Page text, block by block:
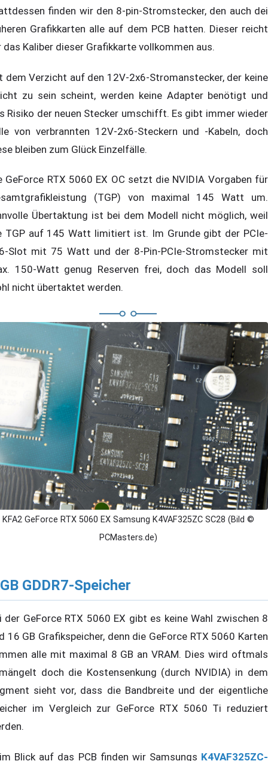
finden wir den 8-pin-Stromstecker, den auch dei
Grafikkarten alle auf dem PCB hatten. Dieser reicht
das Kaliber dieser Grafikkarte vollkommen aus.
dem Verzicht auf den 12V-2x6-Stromanstecker, der keine
zu sein scheint, werden keine Adapter benötigt und
Risiko der neuen Stecker umschifft. Es gibt immer wieder
von verbrannten 12V-2x6-Steckern und -Kabeln, doch
bleiben zum Glück Einzelfälle.
GeForce RTX 5060 EX OC setzt die NVIDIA Vorgaben für
(TGP) von maximal 145 Watt um.
Übertaktung ist bei dem Modell nicht möglich, weil
TGP auf 145 Watt limitiert ist. Im Grunde gibt der PCIe-
Slot mit 75 Watt und der 8-Pin-PCIe-Stromstecker mit
150-Watt genug Reserven frei, doch das Modell soll
nicht übertaktet werden.
KFA2 GeForce RTX 5060 EX Samsung K4VAF325ZC SC28 (Bild ©
PCMasters.de)
GDDR7-Speicher
der GeForce RTX 5060 EX gibt es keine Wahl zwischen 8
16 GB Grafikspeicher, denn die GeForce RTX 5060 Karten
alle mit maximal 8 GB an VRAM. Dies wird oftmals
doch die Kostensenkung (durch NVIDIA) in dem
sieht vor, dass die Bandbreite und der eigentliche
im Vergleich zur GeForce RTX 5060 Ti reduziert
Blick auf das PCB finden wir Samsungs K4VAF325ZC-